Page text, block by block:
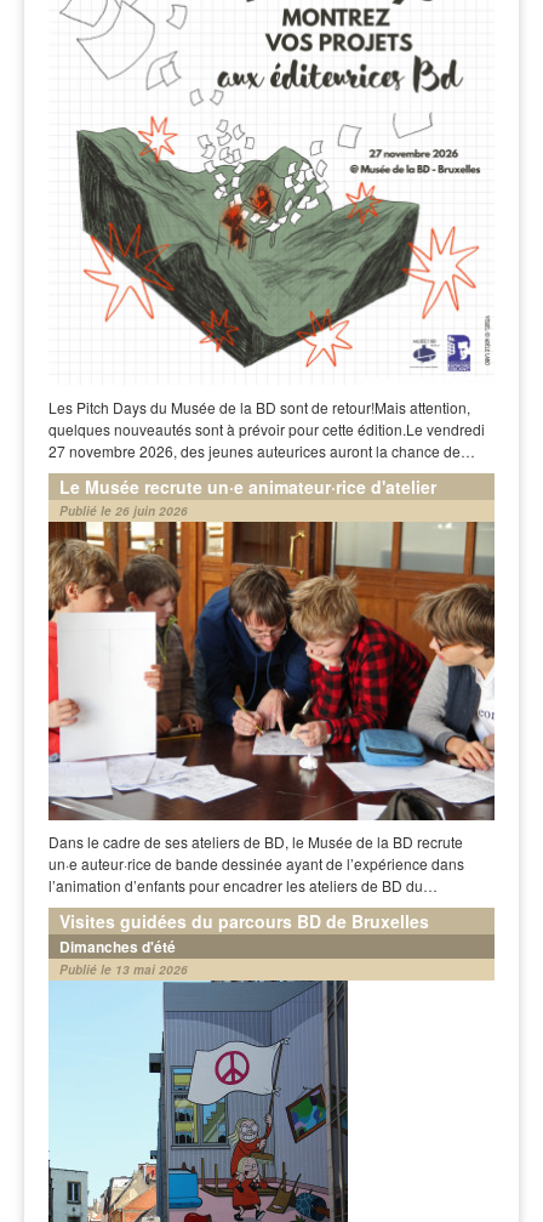
Les Pitch Days du Musée de la BD sont de retour!Mais attention,
quelques nouveautés sont à prévoir pour cette édition.Le vendredi
27 novembre 2026, des jeunes auteurices auront la chance de…
Le Musée recrute un·e animateur·rice d'atelier
Publié le 26 juin 2026
Dans le cadre de ses ateliers de BD, le Musée de la BD recrute
un·e auteur·rice de bande dessinée ayant de l’expérience dans
l’animation d’enfants pour encadrer les ateliers de BD du…
Visites guidées du parcours BD de Bruxelles
Dimanches d'été
Publié le 13 mai 2026